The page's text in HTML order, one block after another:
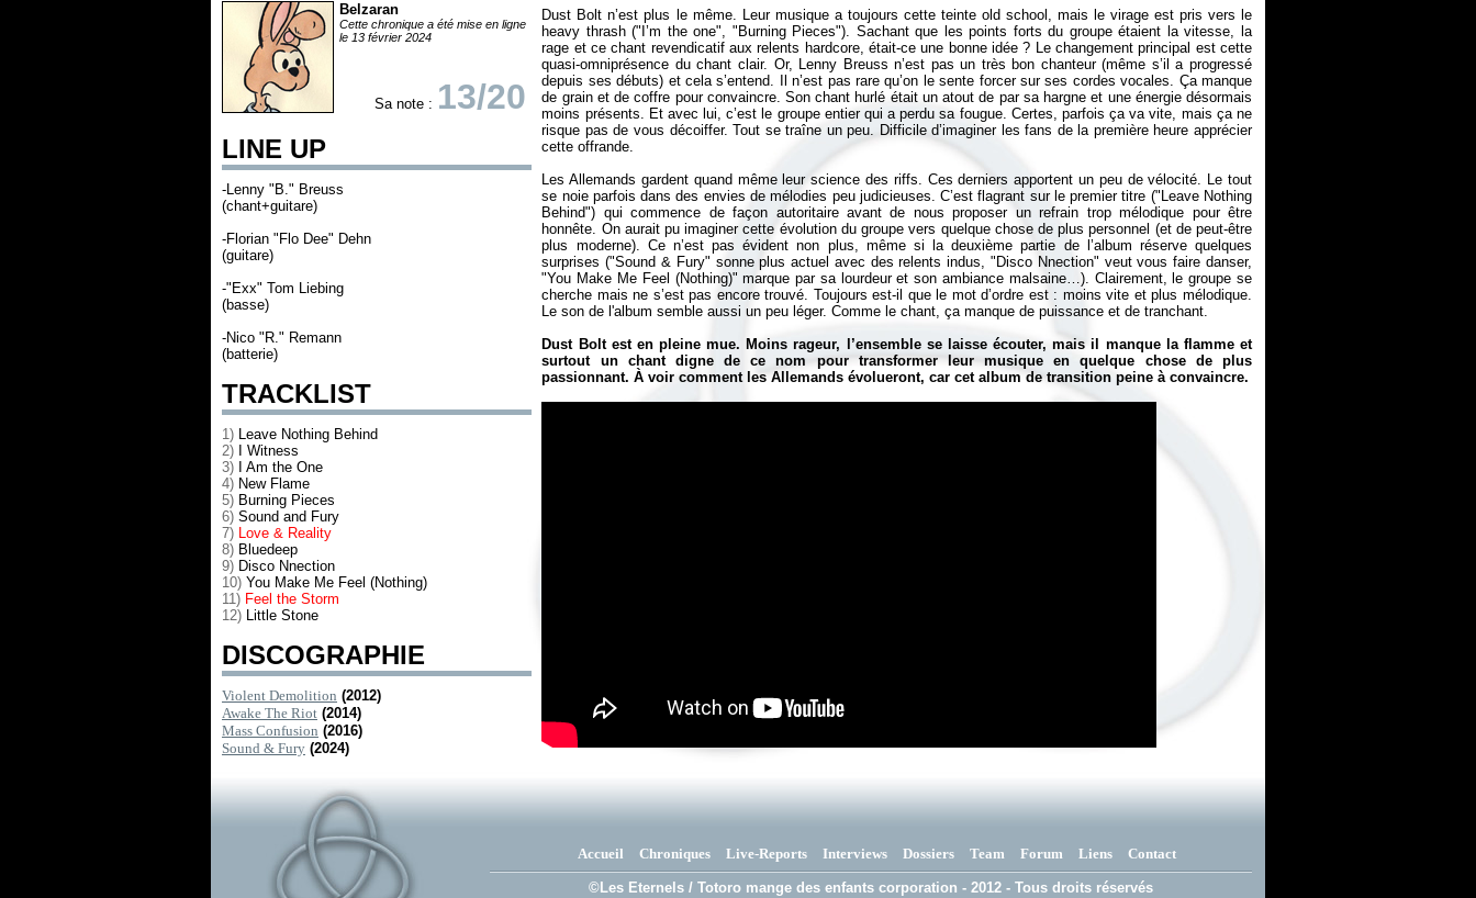
Belzaran
Cette chronique a été mise en ligne
le 13 février 2024
Sa note : 13/20
LINE UP
-Lenny "B." Breuss
(chant+guitare)
-Florian "Flo Dee" Dehn
(guitare)
-"Exx" Tom Liebing
(basse)
-Nico "R." Remann
(batterie)
TRACKLIST
1) Leave Nothing Behind
2) I Witness
3)
I Am the One
4) New Flame
5) Burning Pieces
6) Sound and Fury
7) Love & Reality
8) Bluedeep
9) Disco Nnection
10) You Make Me Feel (Nothing)
11) Feel the Storm
12) Little Stone
DISCOGRAPHIE
Violent Demolition (2012)
Awake The Riot (2014)
Mass Confusion (2016)
Sound & Fury (2024)
Dust Bolt n’est plus le même. Leur musique a toujours cette teinte old school, mais le virage est pris vers le
heavy thrash ("I’m the one", "Burning Pieces"). Sachant que les points forts du groupe étaient la vitesse, la
rage et ce chant revendicatif aux relents hardcore, était-ce une bonne idée ? Le changement principal est cette
quasi-omniprésence du chant clair. Or, Lenny Breuss n’est pas un très bon chanteur (même s’il a progressé
depuis ses débuts) et cela s’entend. Il n’est pas rare qu’on le sente forcer sur ses cordes vocales. Ça manque
de grain et de coffre pour convaincre. Son chant hurlé était un atout de par sa hargne et une énergie désormais
moins présents. Et avec lui, c’est le groupe entier qui a perdu sa fougue. Certes, parfois ça va vite, mais ça ne
risque pas de vous décoiffer. Tout se traîne un peu. Difficile d’imaginer les fans de la première heure apprécier
cette offrande.
Les Allemands gardent quand même leur science des riffs. Ces derniers apportent un peu de vélocité. Le tout
se noie parfois dans des envies de mélodies peu judicieuses. C’est flagrant sur le premier titre ("Leave Nothing
Behind") qui commence de façon autoritaire avant de nous proposer un refrain trop mélodique pour être
honnête. On aurait pu imaginer cette évolution du groupe vers quelque chose de plus personnel (et de peut-être
plus moderne). Ce n’est pas évident non plus, même si la deuxième partie de l’album réserve quelques
surprises ("Sound & Fury" sonne plus actuel avec des relents indus, "Disco Nnection" veut vous faire danser,
"You Make Me Feel (Nothing)" marque par sa lourdeur et son ambiance malsaine…). Clairement, le groupe se
cherche mais ne s’est pas encore trouvé. Toujours est-il que le mot d’ordre est : moins vite et plus mélodique.
Le son de l'album semble aussi un peu léger. Comme le chant, ça manque de puissance et de tranchant.
Dust Bolt est en pleine mue. Moins rageur, l’ensemble se laisse écouter, mais il manque la flamme et
surtout un chant digne de ce nom pour transformer leur musique en quelque chose de plus
passionnant. À voir comment les Allemands évolueront, car cet album de transition peine à convaincre.
Accueil Chroniques Live-Reports Interviews Dossiers Team Forum Liens Contact
©Les Eternels / Totoro mange des enfants corporation - 2012 - Tous droits réservés